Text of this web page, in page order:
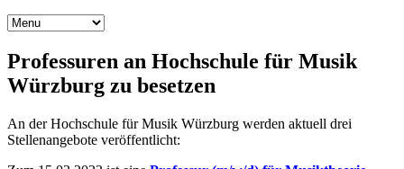
Professuren an Hochschule für Musik
Würzburg zu besetzen
An der Hochschule für Musik Würzburg werden aktuell drei
Stellenangebote veröffentlicht: